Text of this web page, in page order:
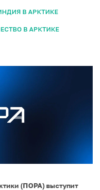
В АРКТИКЕ
В АРКТИКЕ
(ПОРА) выступит